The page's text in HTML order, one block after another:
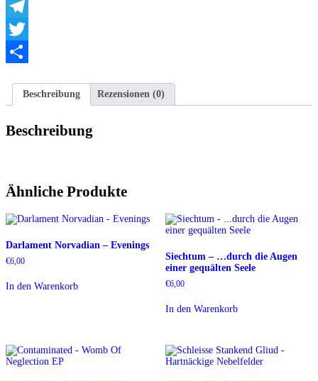
WhatsApp
Telegram
Twitter
Beschreibung
Rezensionen (0)
Beschreibung
Ähnliche Produkte
Darlament Norvadian – Evenings
€6,00
In den Warenkorb
Siechtum – …durch die Augen
einer gequälten Seele
€6,00
In den Warenkorb